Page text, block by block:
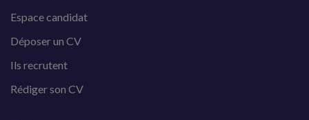
Espace candidat
Déposer un CV
Ils recrutent
Rédiger son CV